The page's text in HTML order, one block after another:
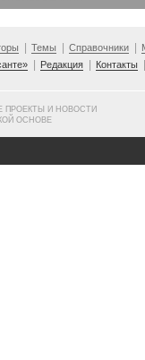
Темы Справочники
Редакция Контакты
ПРОЕКТЫ И НОВОСТИ
ОСНОВЕ